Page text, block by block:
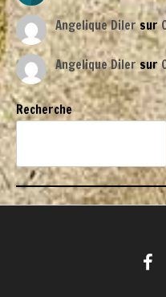
Angelique Dilersur
Angelique Dilersur
Recherche